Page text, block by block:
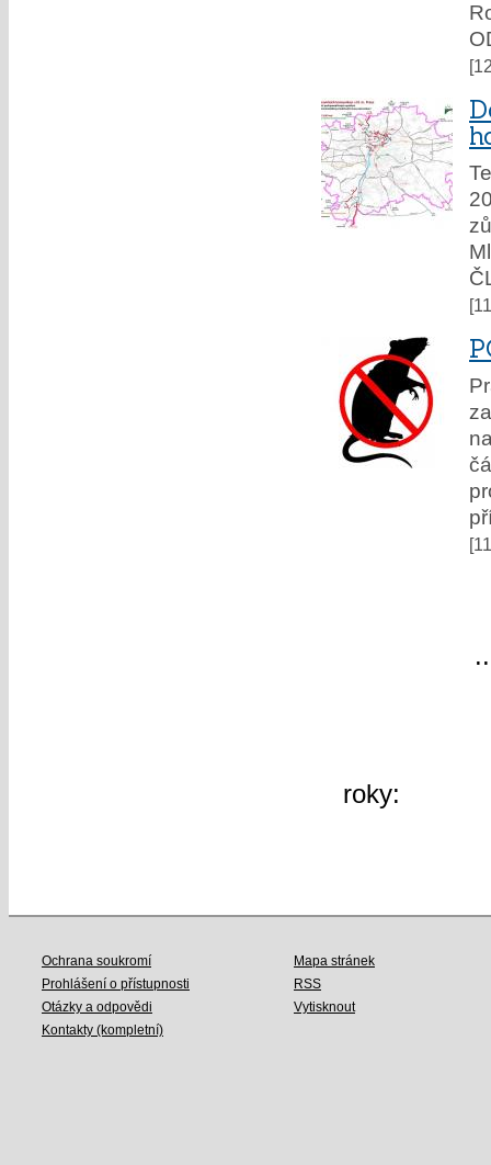
roky:
Ochrana soukromí
Prohlášení o přístupnosti
Otázky a odpovědi
Kontakty (kompletní)
Mapa stránek
RSS
Vytisknout